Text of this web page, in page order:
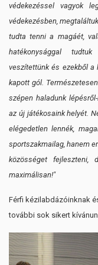
védekezéssel vagyok
védekezésben,
tudta tenni a magáét,
hatékonysággal
veszítettünk és ezekből a
kapott gól.
szépen haladunk
az új játékosaink helyét.
elégedetlen lennék,
sportszakmailag, hanem
közösséget fejleszteni,
maximálisan!"
Férfi kézilabdázóinknak
további sok sikert